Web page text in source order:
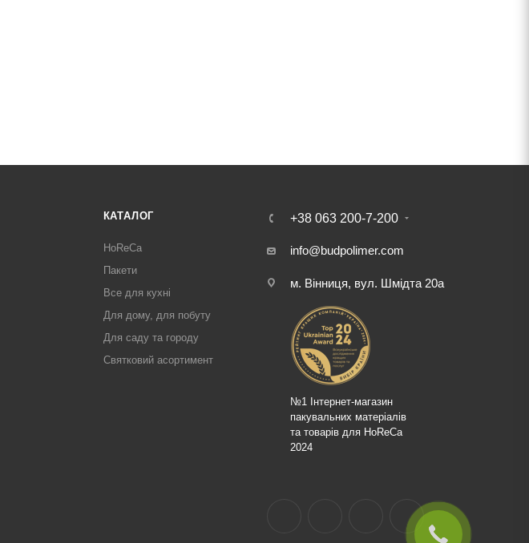
КАТАЛОГ
HoReCa
Пакети
Все для кухні
Для дому, для побуту
Для саду та городу
Святковий асортимент
+38 063 200-7-200
info@budpolimer.com
м. Вінниця, вул. Шмідта 20а
№1 Інтернет-магазин
пакувальних матеріалів
та товарів для HoReCa
2024